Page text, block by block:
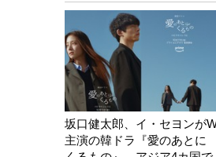
坂口健太郎、イ・セヨンが
主演の韓ドラ『愛のあとに